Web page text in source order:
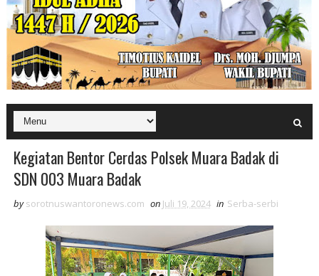
Kegiatan Bentor Cerdas Polsek Muara Badak di
SDN 003 Muara Badak
by sorotnuswantoronews.com on Juli 19, 2024 in Serba-serbi